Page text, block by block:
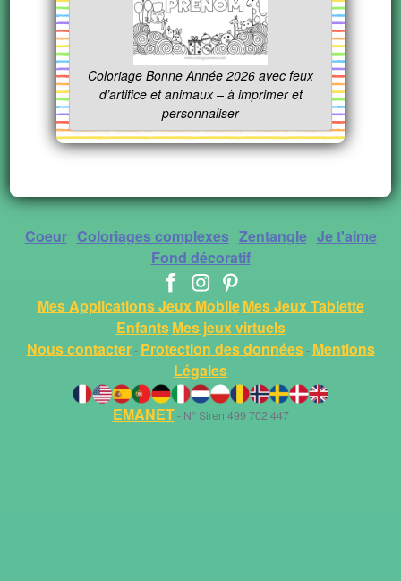
Coloriage Bonne Année 2026 avec feux
d’artifice et animaux – à imprimer et
personnaliser
Coeur Coloriages complexes Zentangle Je t'aime
Fond décoratif
Mes Applications Jeux MobileMes Jeux Tablette
EnfantsMes jeux virtuels
Nous contacter- Protection des données- Mentions
Légales
EMANET- N° Siren 499 702 447